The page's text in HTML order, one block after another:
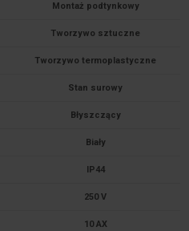
Montaż podtynkowy
Tworzywo sztuczne
Tworzywo termoplastyczne
Stan surowy
Błyszczący
Biały
IP44
250 V
10 AX